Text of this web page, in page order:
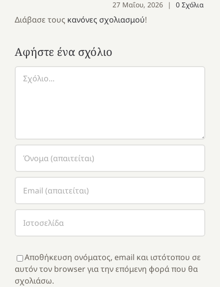
27 Μαΐου, 2026 | 0 Σχόλια
Διάβασε τους κανόνες σχολιασμού!
Αφήστε ένα σχόλιο
Αποθήκευση ονόματος, email και ιστότοπου σε
αυτόν τον browser για την επόμενη φορά που θα
σχολιάσω.